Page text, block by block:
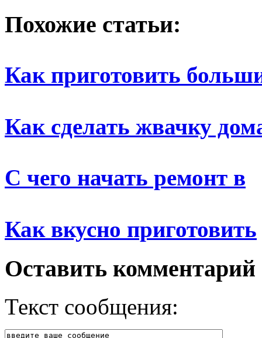
Похожие статьи:
Как приготовить
Как сделать жвачку
С чего начать ремонт в
Как вкусно приготовить
Оставить комментарий
Текст сообщения: